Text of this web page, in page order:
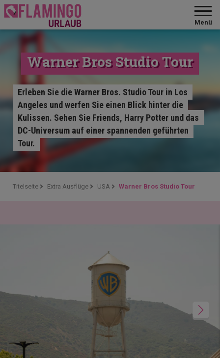
Menü
Warner Bros Studio Tour
Erleben Sie die Warner Bros. Studio Tour in Los
Angeles und werfen Sie einen Blick hinter die
Kulissen. Sehen Sie Friends, Harry Potter und das
DC-Universum auf einer spannenden geführten
Tour.
Titelseite Extra Ausflüge USA Warner Bros Studio Tour